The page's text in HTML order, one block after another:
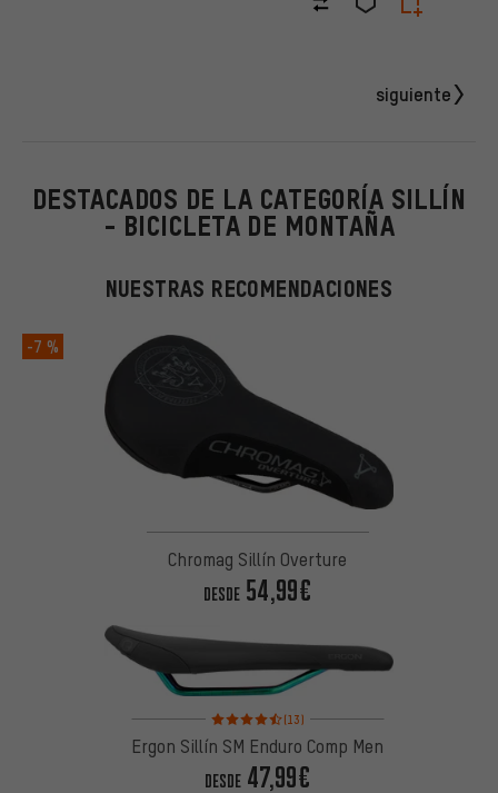
siguiente
DESTACADOS DE LA CATEGORÍA SILLÍN
- BICICLETA DE MONTAÑA
NUESTRAS RECOMENDACIONES
-7 %
Chromag Sillín Overture
DESDE54,99€
Valoración media: 4,5 de 5 basada en 13 reseñas
(13)
Ergon Sillín SM Enduro Comp Men
DESDE47,99€